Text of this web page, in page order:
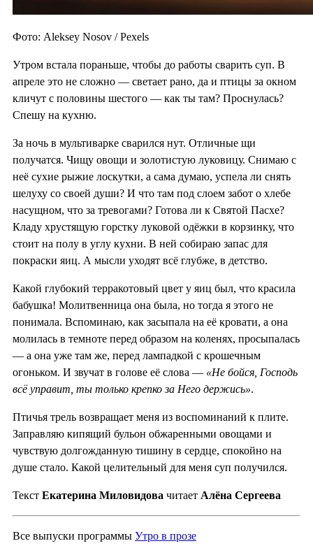
Фото: Aleksey Nosov / Pexels
Утром встала пораньше, чтобы до работы сварить суп. В
апреле это не сложно — светает рано, да и птицы за окном
кличут с половины шестого — как ты там? Проснулась?
Спешу на кухню.
За ночь в мультиварке сварился нут. Отличные щи
получатся. Чищу овощи и золотистую луковицу. Снимаю с
неё сухие рыжие лоскутки, а сама думаю, успела ли снять
шелуху со своей души? И что там под слоем забот о хлебе
насущном, что за тревогами? Готова ли к Святой Пасхе?
Кладу хрустящую горстку луковой одёжки в корзинку, что
стоит на полу в углу кухни. В ней собираю запас для
покраски яиц. А мысли уходят всё глубже, в детство.
Какой глубокий терракотовый цвет у яиц был, что красила
бабушка! Молитвенница она была, но тогда я этого не
понимала. Вспоминаю, как засыпала на её кровати, а она
молилась в темноте перед образом на коленях, просыпалась
— а она уже там же, перед лампадкой с крошечным
огоньком. И звучат в голове её слова — «Не бойся, Господь
всё управит, ты только крепко за Него держись».
Птичья трель возвращает меня из воспоминаний к плите.
Заправляю кипящий бульон обжаренными овощами и
чувствую долгожданную тишину в сердце, спокойно на
душе стало. Какой целительный для меня суп получился.
Текст Екатерина Миловидова читает Алёна Сергеева
Все выпуски программы Утро в прозе